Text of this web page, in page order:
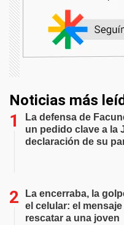
Noticias más
La defensa de
un pedido clave a la
declaración de su
La encerraba, la
el celular: el
rescatar a una joven